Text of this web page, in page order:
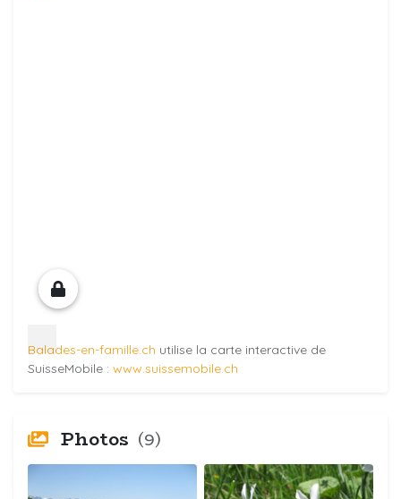
Balades-en-famille.ch utilise la carte interactive de
SuisseMobile : www.suissemobile.ch
Photos (9)